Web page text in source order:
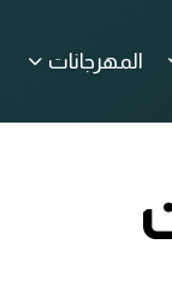
المهرجانات